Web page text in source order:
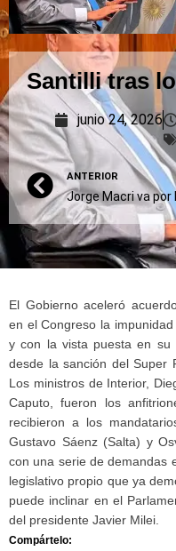
Santilli tras
junio 24, 2026
ANTERIOR
El Gobierno aceleró
en el Congreso la
y con la vista puesta en su
desde la sanción del Super
Los ministros de Interior,
Caputo, fueron los
recibieron a los
Gustavo Sáenz (Salta) y
con una serie de demandas
legislativo propio que ya
puede inclinar en el
del presidente Javier Milei.
Compártelo: